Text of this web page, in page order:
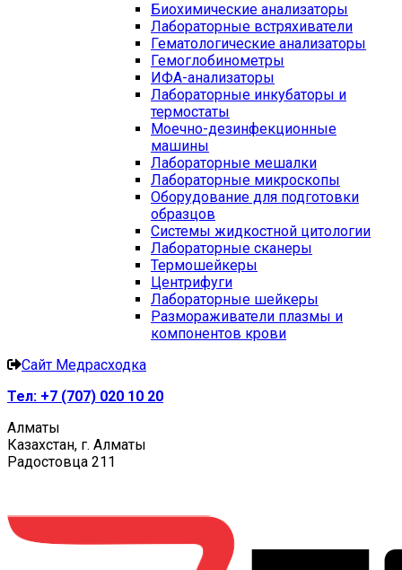
Биохимические анализаторы
Лабораторные встряхиватели
Гематологические анализаторы
Гемоглобинометры
ИФА-анализаторы
Лабораторные инкубаторы и
термостаты
Моечно-дезинфекционные
машины
Лабораторные мешалки
Лабораторные микроскопы
Оборудование для подготовки
образцов
Системы жидкостной цитологии
Лабораторные сканеры
Термошейкеры
Центрифуги
Лабораторные шейкеры
Размораживатели плазмы и
компонентов крови
Сайт Медрасходка
Тел: +7 (707) 020 10 20
Алматы
Казахстан, г. Алматы
Радостовца 211